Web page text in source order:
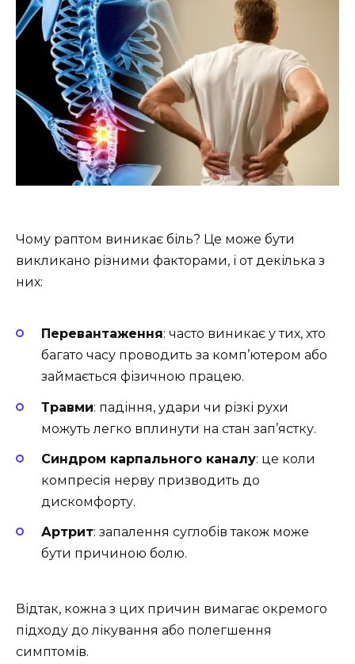
Чому раптом виникає біль? Це може бути
викликано різними факторами, і от декілька з
них:
Перевантаження: часто виникає у тих, хто
багато часу проводить за комп’ютером або
займається фізичною працею.
Травми: падіння, удари чи різкі рухи
можуть легко вплинути на стан зап’ястку.
Синдром карпального каналу: це коли
компресія нерву призводить до
дискомфорту.
Артрит: запалення суглобів також може
бути причиною болю.
Відтак, кожна з цих причин вимагає окремого
підходу до лікування або полегшення
симптомів.